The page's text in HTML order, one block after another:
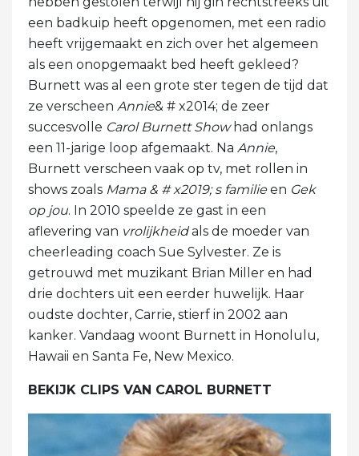
een badkuip heeft opgenomen, met een radio
heeft vrijgemaakt en zich over het algemeen
als een onopgemaakt bed heeft gekleed?
Burnett was al een grote ster tegen de tijd dat
ze verscheen Annie& # x2014; de zeer
succesvolle Carol Burnett Showhad onlangs
een 11-jarige loop afgemaakt. Na Annie,
Burnett verscheen vaak op tv, met rollen in
shows zoals Mama & # x2019; s familieen Gek
op jou. In 2010 speelde ze gast in een
aflevering van vrolijkheidals de moeder van
cheerleading coach Sue Sylvester. Ze is
getrouwd met muzikant Brian Miller en had
drie dochters uit een eerder huwelijk. Haar
oudste dochter, Carrie, stierf in 2002 aan
kanker. Vandaag woont Burnett in Honolulu,
Hawaii en Santa Fe, New Mexico.
BEKIJK CLIPS VAN CAROL BURNETT